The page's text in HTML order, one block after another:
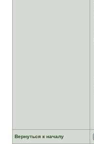
Вернуться к началу